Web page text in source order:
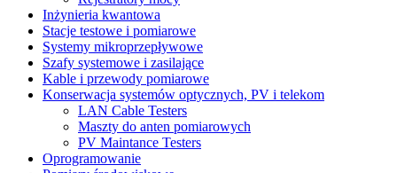
Inżynieria kwantowa
Stacje testowe i pomiarowe
Systemy mikroprzepływowe
Szafy systemowe i zasilające
Kable i przewody pomiarowe
Konserwacja systemów optycznych, PV i telekom
LAN Cable Testers
Maszty do anten pomiarowych
PV Maintance Testers
Oprogramowanie